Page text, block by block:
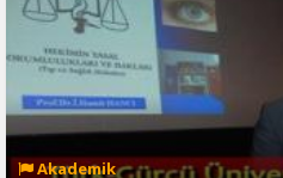
Akademik